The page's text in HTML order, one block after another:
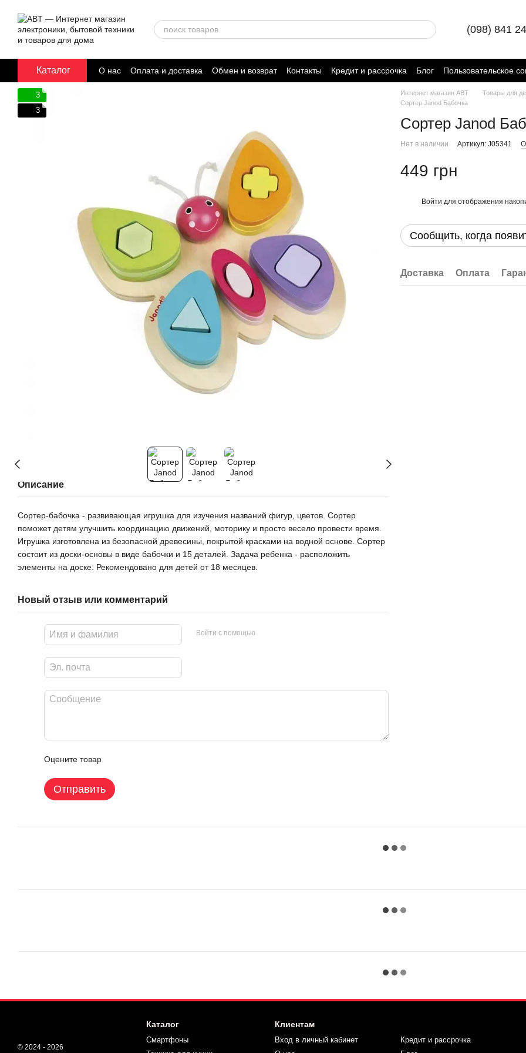
(098) 841
Каталог О нас Оплата и доставка Обмен и возврат Контакты Кредит и рассрочка Блог
Пользовательское
Договор публичной оферты
3
3
Описание
Сортер-бабочка - развивающая игрушка для изучения названий фигур, цветов. Сортер
поможет детям улучшить координацию движений, моторику и просто весело провести время.
Игрушка изготовлена из безопасной древесины, покрытой красками на водной основе. Сортер
состоит из доски-основы в виде бабочки и 15 деталей. Задача ребенка - расположить
элементы на доске. Рекомендовано для детей от 18 месяцев.
Новый отзыв или комментарий
Войти с помощью
Оцените товар
Отправить
Интернет магазин ABT
Товары для
Сортер Janod Бабочка
Сортер Janod
Нет в наличии Артикул: J05341
449 грн
Войти для отображения
Сообщить, когда
Доставка Оплата
© 2024 - 2026
Каталог
Смартфоны
Клиентам
Вход в личный кабинет
Кредит и рассрочка